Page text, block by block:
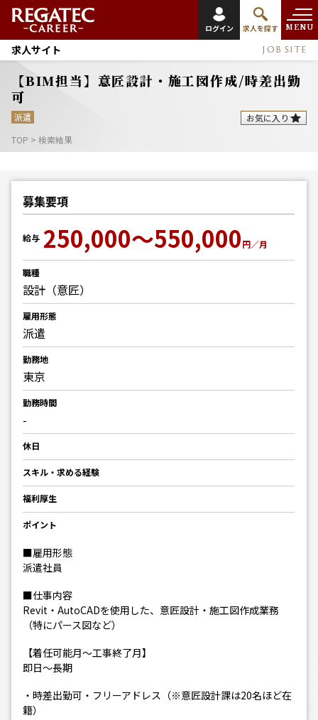
ログイン 求人を探す MENU
求人サイト JOB SITE
【BIM担当】意匠設計・施工図作成/時差出勤
可
派遣
お気に入り
TOP > 検索結果
募集要項
給与 250,000～550,000円／月
職種
設計（意匠）
雇用形態
派遣
勤務地
東京
勤務時間
-
休日
スキル・求める経験
福利厚生
ポイント
■雇用形態
派遣社員
■仕事内容
Revit・AutoCADを使用した、意匠設計・施工図作成業務
（特にパース図など）
【着任可能月～工事終了月】
即日～長期
・時差出勤可・フリーアドレス（※意匠設計課は20名ほど在
籍）